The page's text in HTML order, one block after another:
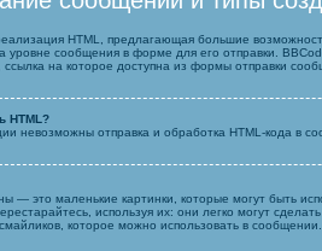
HTML, предлагающая большие
уровне сообщения в форме для его отправки.
ссылка на которое доступна из формы отправки
HTML?
невозможны отправка и обработка HTML-кода в
— это маленькие картинки, которые могут быть
используя их: они легко могут
которое можно использовать в сообщении.